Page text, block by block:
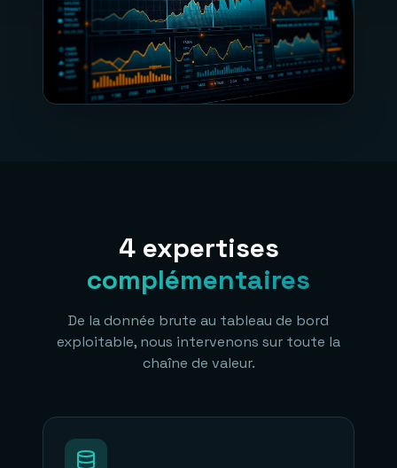
4 expertises
complémentaires
De la donnée brute au tableau de bord
exploitable, nous intervenons sur toute la
chaîne de valeur.